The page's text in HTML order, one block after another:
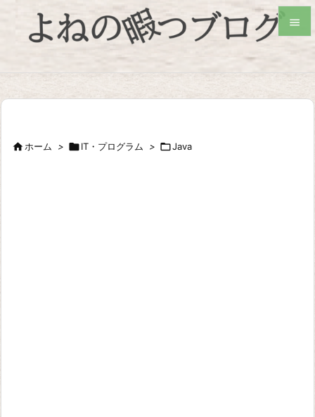

ホーム > IT・プログラム > Java